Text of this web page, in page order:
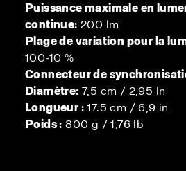
Puissance maximale en
continue: 200 lm
Plage de variation pour la
100-10 %
Connecteur de
Diamètre: 7,5 cm / 2,95 in
Longueur : 17.5 cm / 6,9 in
Poids : 800 g / 1,76 lb